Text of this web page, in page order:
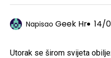
Napisao Geek Hr 14/
Utorak se širom svijeta